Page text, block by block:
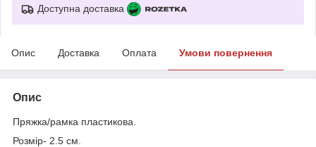
Доступна доставка
Опис Доставка Оплата Умови повернення
Опис
Пряжка/рамка пластикова.
Розмір- 2.5 см.